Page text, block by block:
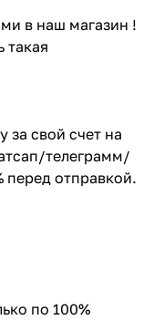
в наш магазин !
такая
за свой счет на
телеграмм/
перед отправкой.
по 100%